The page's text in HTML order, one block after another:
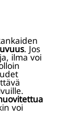
. Jos
ilma voi
voi